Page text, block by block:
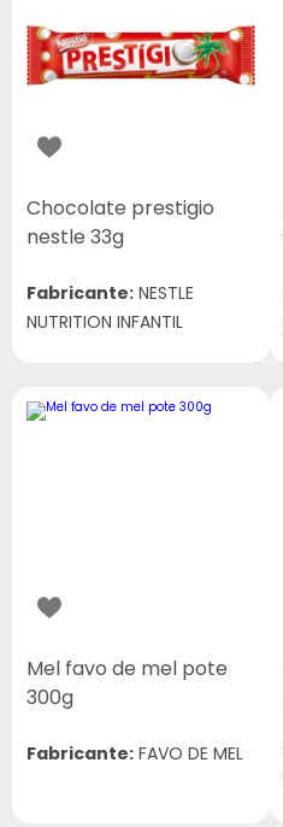
Chocolate prestigio
nestle 33g
Fabricante: NESTLE
NUTRITION INFANTIL
Mel favo de mel pote
300g
Fabricante: FAVO DE MEL